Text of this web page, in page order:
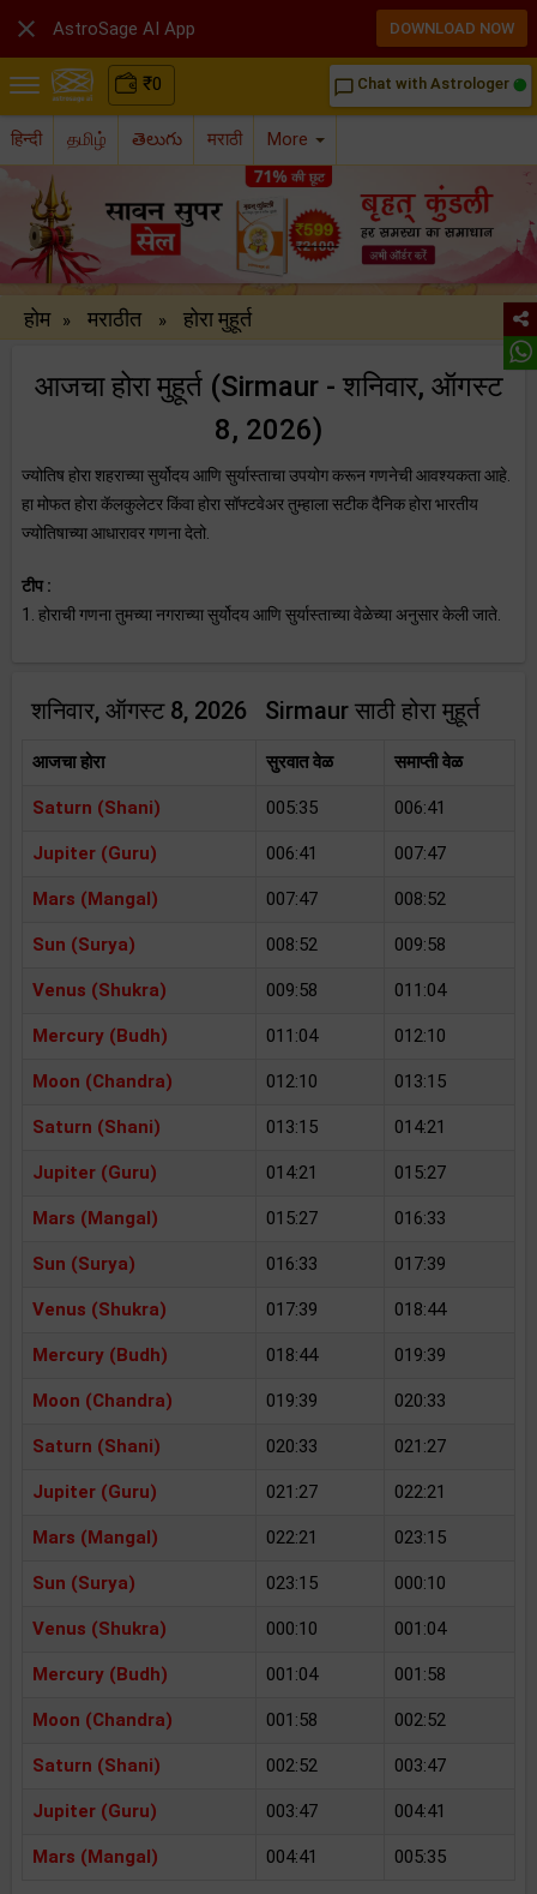
₹0 chat_bubble_outline Chat with Astrologer
हिन्दी தமிழ் తెలుగు मराठी More
होम » मराठीत » होरा मुहूर्त
आजचा होरा मुहूर्त (Sirmaur - शनिवार, ऑगस्ट
8, 2026)
ज्योतिष होरा शहराच्या सुर्योदय आणि सुर्यास्ताचा उपयोग करून गणनेची आवश्यकता आहे.
हा मोफत होरा कॅलकुलेटर किंवा होरा सॉफ्टवेअर तुम्हाला सटीक दैनिक होरा भारतीय
ज्योतिषाच्या आधारावर गणना देतो.
टीप :
1. होराची गणना तुमच्या नगराच्या सुर्योदय आणि सुर्यास्ताच्या वेळेच्या अनुसार केली जाते.
शनिवार, ऑगस्ट 8, 2026 Sirmaur साठी होरा मुहूर्त
आजचा होरा सुरवात वेळ समाप्ती वेळ
Saturn (Shani) 005:35 006:41
Jupiter (Guru) 006:41 007:47
Mars (Mangal) 007:47 008:52
Sun (Surya) 008:52 009:58
Venus (Shukra) 009:58 011:04
Mercury (Budh) 011:04 012:10
Moon (Chandra) 012:10 013:15
Saturn (Shani) 013:15 014:21
Jupiter (Guru) 014:21 015:27
Mars (Mangal) 015:27 016:33
Sun (Surya) 016:33 017:39
Venus (Shukra) 017:39 018:44
Mercury (Budh) 018:44 019:39
Moon (Chandra) 019:39 020:33
Saturn (Shani) 020:33 021:27
Jupiter (Guru) 021:27 022:21
Mars (Mangal) 022:21 023:15
Sun (Surya) 023:15 000:10
Venus (Shukra) 000:10 001:04
Mercury (Budh) 001:04 001:58
Moon (Chandra) 001:58 002:52
Saturn (Shani) 002:52 003:47
Jupiter (Guru) 003:47 004:41
Mars (Mangal) 004:41 005:35
 AstroSage AI App DOWNLOAD NOW